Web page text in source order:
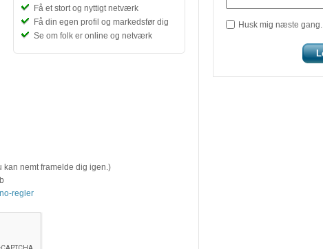
Husk mig næste gang.
Få et stort og nyttigt netværk
Få din egen profil og markedsfør dig
Se om folk er online og netværk
kan nemt framelde dig igen.)
regler